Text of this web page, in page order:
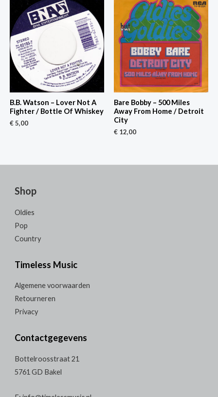
B.B. Watson – Lover Not A
Fighter / Bottle Of Whiskey
€5,00
Bare Bobby – 500 Miles
Away From Home / Detroit
City
€ 12,00
Shop
Oldies
Pop
Country
Timeless Music
Algemene voorwaarden
Retourneren
Privacy
Contactgegevens
Bottelroosstraat 21
5761 GD Bakel